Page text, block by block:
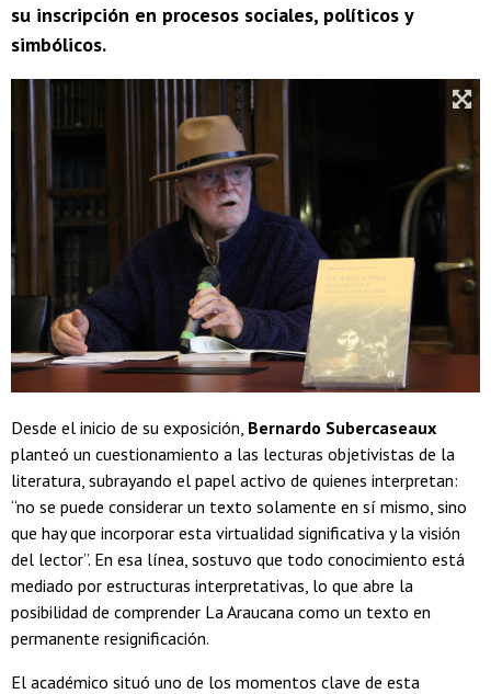
su inscripción en procesos sociales, políticos y
simbólicos.
Desde el inicio de su exposición, Bernardo Subercaseaux
planteó un cuestionamiento a las lecturas objetivistas de la
literatura, subrayando el papel activo de quienes interpretan:
“no se puede considerar un texto solamente en sí mismo, sino
que hay que incorporar esta virtualidad significativa y la visión
del lector”. En esa línea, sostuvo que todo conocimiento está
mediado por estructuras interpretativas, lo que abre la
posibilidad de comprender La Araucana como un texto en
permanente resignificación.
El académico situó uno de los momentos clave de esta